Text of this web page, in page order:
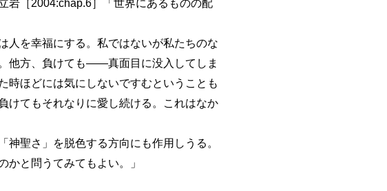
岩［2004:chap.6］「世界にあるものの配
を幸福にする。私ではないが私たちのな
他方、負けても――真面目に没入してしま
ほどには気にしないですむということも
けてもそれなりに愛し続ける。これはなか
聖さ」を脱色する方向にも作用しうる。
と問うてみてもよい。」